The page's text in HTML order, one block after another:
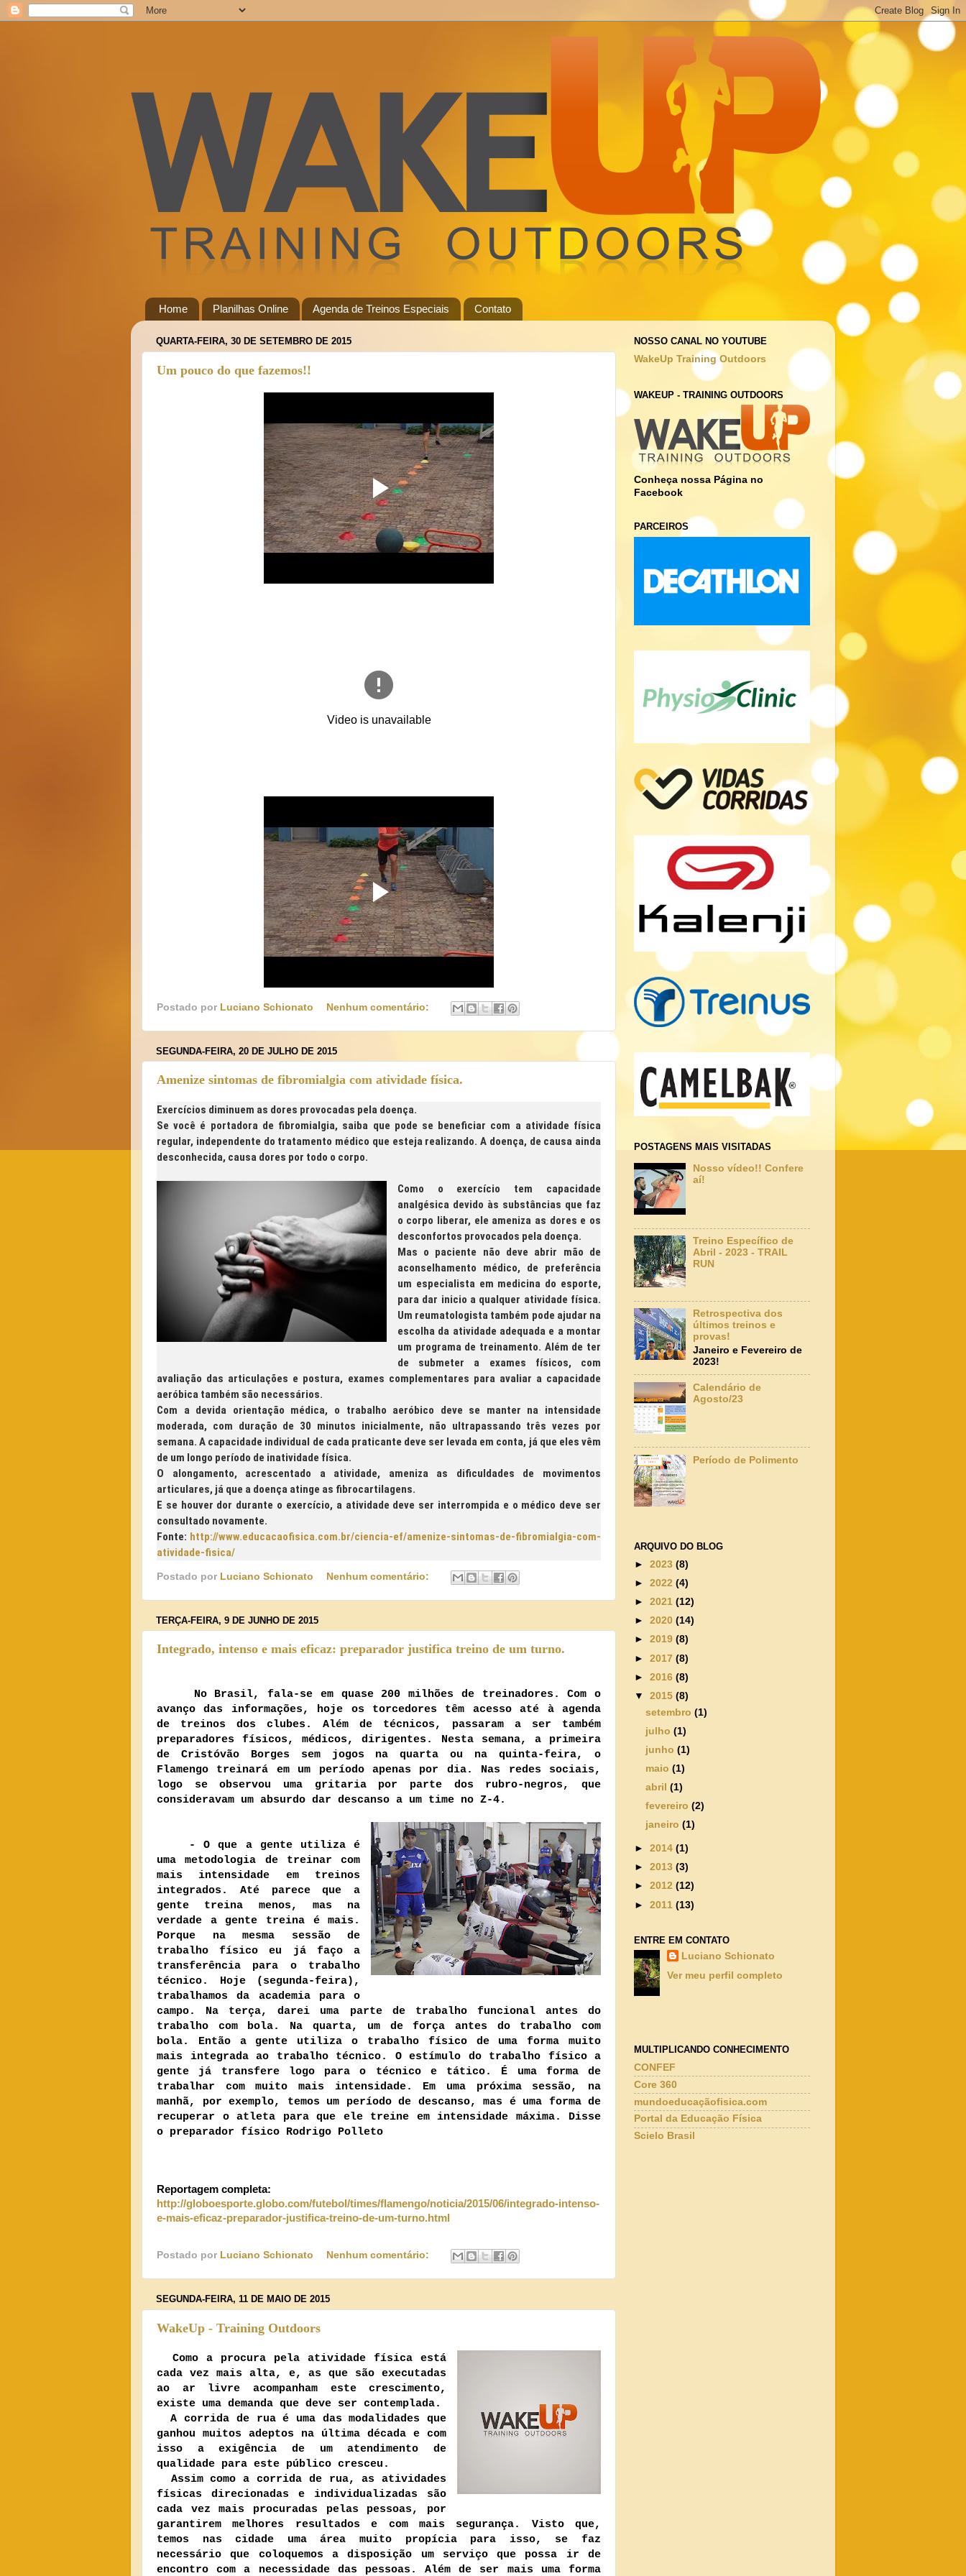
Home Planilhas Online Agenda de Treinos Especiais Contato
QUARTA-FEIRA, 30 DE SETEMBRO DE 2015
Um pouco do que fazemos!!
Postado por Luciano Schionato Nenhum comentário:
SEGUNDA-FEIRA, 20 DE JULHO DE 2015
Amenize sintomas de fibromialgia com atividade física.
Exercícios diminuem as dores provocadas pela doença.
Se você é portadora de fibromialgia, saiba que pode se beneficiar com a atividade física
regular, independente do tratamento médico que esteja realizando. A doença, de causa ainda
desconhecida, causa dores por todo o corpo.
Como o exercício tem capacidade
analgésica devido às substâncias que faz
o corpo liberar, ele ameniza as dores e os
desconfortos provocados pela doença.
Mas o paciente não deve abrir mão de
aconselhamento médico, de preferência
um especialista em medicina do esporte,
para dar inicio a qualquer atividade física.
Um reumatologista também pode ajudar na
escolha da atividade adequada e a montar
um programa de treinamento. Além de ter
de submeter a exames físicos, com
avaliação das articulações e postura, exames complementares para avaliar a capacidade
aeróbica também são necessários.
Com a devida orientação médica, o trabalho aeróbico deve se manter na intensidade
moderada, com duração de 30 minutos inicialmente, não ultrapassando três vezes por
semana. A capacidade individual de cada praticante deve ser levada em conta, já que eles vêm
de um longo período de inatividade física.
O alongamento, acrescentado a atividade, ameniza as dificuldades de movimentos
articulares, já que a doença atinge as fibrocartilagens.
E se houver dor durante o exercício, a atividade deve ser interrompida e o médico deve ser
consultado novamente.
Fonte: http://www.educacaofisica.com.br/ciencia-ef/amenize-sintomas-de-fibromialgia-com-
atividade-fisica/
Postado por Luciano Schionato Nenhum comentário:
TERÇA-FEIRA, 9 DE JUNHO DE 2015
Integrado, intenso e mais eficaz: preparador justifica treino de um turno.
No Brasil, fala-se em quase 200 milhões de treinadores. Com o
avanço das informações, hoje os torcedores têm acesso até à agenda
de treinos dos clubes. Além de técnicos, passaram a ser também
preparadores físicos, médicos, dirigentes. Nesta semana, a primeira
de Cristóvão Borges sem jogos na quarta ou na quinta-feira, o
Flamengo treinará em um período apenas por dia. Nas redes sociais,
logo se observou uma gritaria por parte dos rubro-negros, que
consideravam um absurdo dar descanso a um time no Z-4.
- O que a gente utiliza é
uma metodologia de treinar com
mais intensidade em treinos
integrados. Até parece que a
gente treina menos, mas na
verdade a gente treina é mais.
Porque na mesma sessão de
trabalho físico eu já faço a
transferência para o trabalho
técnico. Hoje (segunda-feira),
trabalhamos da academia para o
campo. Na terça, darei uma parte de trabalho funcional antes do
trabalho com bola. Na quarta, um de força antes do trabalho com
bola. Então a gente utiliza o trabalho físico de uma forma muito
mais integrada ao trabalho técnico. O estímulo do trabalho físico a
gente já transfere logo para o técnico e tático. É uma forma de
trabalhar com muito mais intensidade. Em uma próxima sessão, na
manhã, por exemplo, temos um período de descanso, mas é uma forma de
recuperar o atleta para que ele treine em intensidade máxima. Disse
o preparador físico Rodrigo Polleto
Reportagem completa:
http://globoesporte.globo.com/futebol/times/flamengo/noticia/2015/06/integrado-intenso-
e-mais-eficaz-preparador-justifica-treino-de-um-turno.html
Postado por Luciano Schionato Nenhum comentário:
SEGUNDA-FEIRA, 11 DE MAIO DE 2015
WakeUp - Training Outdoors
Como a procura pela atividade física está
cada vez mais alta, e, as que são executadas
ao ar livre acompanham este crescimento,
existe uma demanda que deve ser contemplada.
A corrida de rua é uma das modalidades que
ganhou muitos adeptos na última década e com
isso a exigência de um atendimento de
qualidade para este público cresceu.
Assim como a corrida de rua, as atividades
físicas direcionadas e individualizadas são
cada vez mais procuradas pelas pessoas, por
garantirem melhores resultados e com mais segurança. Visto que,
temos nas cidade uma área muito propícia para isso, se faz
necessário que coloquemos a disposição um serviço que possa ir de
encontro com a necessidade das pessoas. Além de ser mais uma forma
NOSSO CANAL NO YOUTUBE
WakeUp Training Outdoors
WAKEUP - TRAINING OUTDOORS
Conheça nossa Página no
Facebook
PARCEIROS
POSTAGENS MAIS VISITADAS
Nosso vídeo!! Confere
aí!
Treino Específico de
Abril - 2023 - TRAIL
RUN
Retrospectiva dos
últimos treinos e
provas!
Janeiro e Fevereiro de
2023!
Calendário de
Agosto/23
Período de Polimento
ARQUIVO DO BLOG
► 2023 (8)
► 2022 (4)
► 2021 (12)
► 2020 (14)
► 2019 (8)
► 2017 (8)
► 2016 (8)
▼ 2015 (8)
setembro(1)
julho(1)
junho(1)
maio(1)
abril(1)
fevereiro(2)
janeiro(1)
► 2014 (1)
► 2013 (3)
► 2012 (12)
► 2011 (13)
ENTRE EM CONTATO
Luciano Schionato
Ver meu perfil completo
MULTIPLICANDO CONHECIMENTO
CONFEF
Core 360
mundoeducaçãofisica.com
Portal da Educação Física
Scielo Brasil